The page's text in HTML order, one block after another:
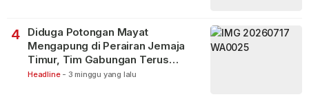
4
Diduga Potongan Mayat
Mengapung di Perairan Jemaja
Timur, Tim Gabungan Terus
Lakukan Pencarian
Headline - 3 minggu yang lalu